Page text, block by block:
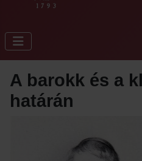
A barokk és a
határán